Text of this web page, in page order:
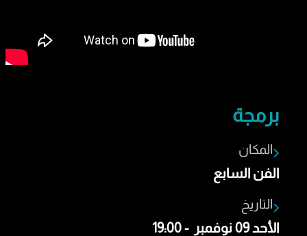
برمجة
المكان
الفن السابع
التاريخ
الأحد 09 نوفمبر - 19:00